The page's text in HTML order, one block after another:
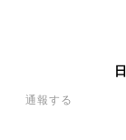
通報する